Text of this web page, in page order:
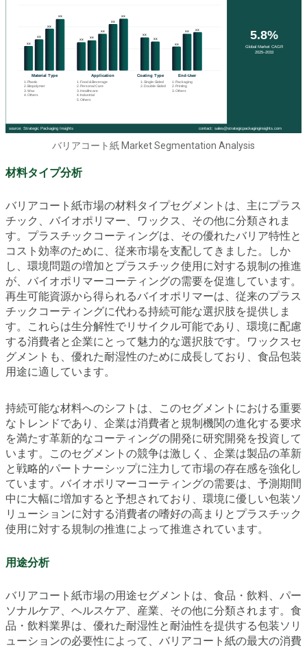
バリアコート紙 Market Segmentation Analysis
材料タイプ分析
バリアコート紙市場の材料タイプセグメントは、主にプラス
チック、バイオポリマー、ワックス、その他に分類されま
す。プラスチックコーティングは、その優れたバリア特性と
コスト効率のために、従来市場を支配してきました。しか
し、環境問題の増加とプラスチック使用に対する規制の推進
が、バイオポリマーコーティングの需要を促進しています。
再生可能資源から得られるバイオポリマーは、従来のプラス
チックコーティングに代わる持続可能な選択肢を提供しま
す。これらは生分解性でリサイクル可能であり、環境に配慮
する消費者と企業にとって魅力的な選択肢です。ワックスセ
グメントも、優れた耐湿性のために成長しており、食品包装
用途に適しています。
持続可能な材料へのシフトは、このセグメントにおける重要
なトレンドであり、企業は消費者と規制機関の進化する要求
を満たす革新的なコーティングの開発に研究開発を投資して
います。このセグメントの競争は激しく、企業は製品の革新
と戦略的パートナーシップに注力して市場の存在感を強化し
ています。バイオポリマーコーティングの需要は、予測期間
中に大幅に増加すると予想されており、環境に優しい包装ソ
リューションに対する消費者の嗜好の高まりとプラスチック
使用に対する規制の推進によって推進されています。
用途分析
バリアコート紙市場の用途セグメントは、食品・飲料、パー
ソナルケア、ヘルスケア、産業、その他に分類されます。食
品・飲料業界は、優れた耐湿性と耐油性を提供する包装ソリ
ューションの必要性によって、バリアコート紙の最大の消費